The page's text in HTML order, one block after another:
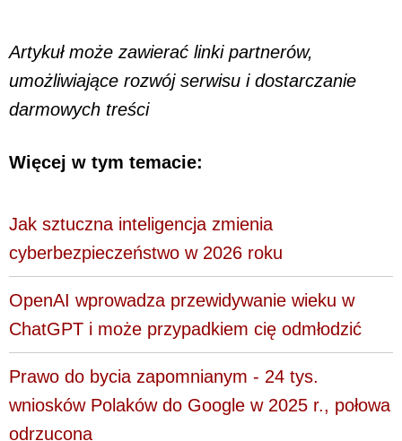
Artykuł może zawierać linki partnerów,
umożliwiające rozwój serwisu i dostarczanie
darmowych treści
Więcej w tym temacie:
Jak sztuczna inteligencja zmienia
cyberbezpieczeństwo w 2026 roku
OpenAI wprowadza przewidywanie wieku w
ChatGPT i może przypadkiem cię odmłodzić
Prawo do bycia zapomnianym - 24 tys.
wniosków Polaków do Google w 2025 r., połowa
odrzucona